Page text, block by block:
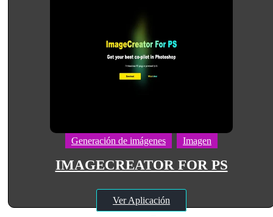
Generación de imágenes Imagen
IMAGECREATOR FOR PS
Ver Aplicación